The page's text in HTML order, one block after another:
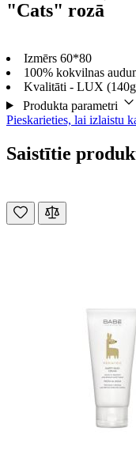
"Cats" rozā
Izmērs 60*80
100% kokvilnas
Kvalitāti - LUX
Produkta parametri
Pieskarieties, lai izlaistu
Saistītie